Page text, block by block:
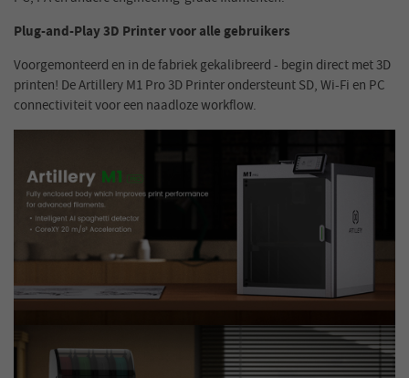
Plug-and-Play 3D Printer voor alle gebruikers
Voorgemonteerd en in de fabriek gekalibreerd - begin direct met 3D
printen! De Artillery M1 Pro 3D Printer ondersteunt SD, Wi-Fi en PC
connectiviteit voor een naadloze workflow.